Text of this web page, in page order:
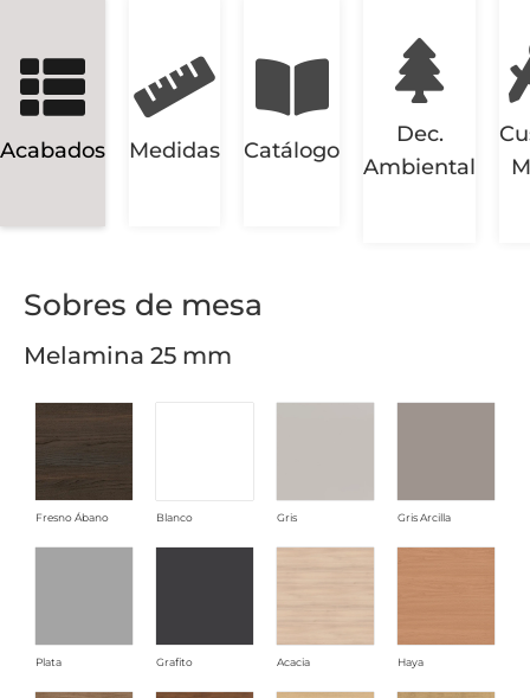
Acabados Medidas Catálogo
Dec.
Ambiental
Sobres de mesa
Melamina 25 mm
Fresno Ábano Blanco Gris Gris Arcilla
Plata Grafito Acacia Haya